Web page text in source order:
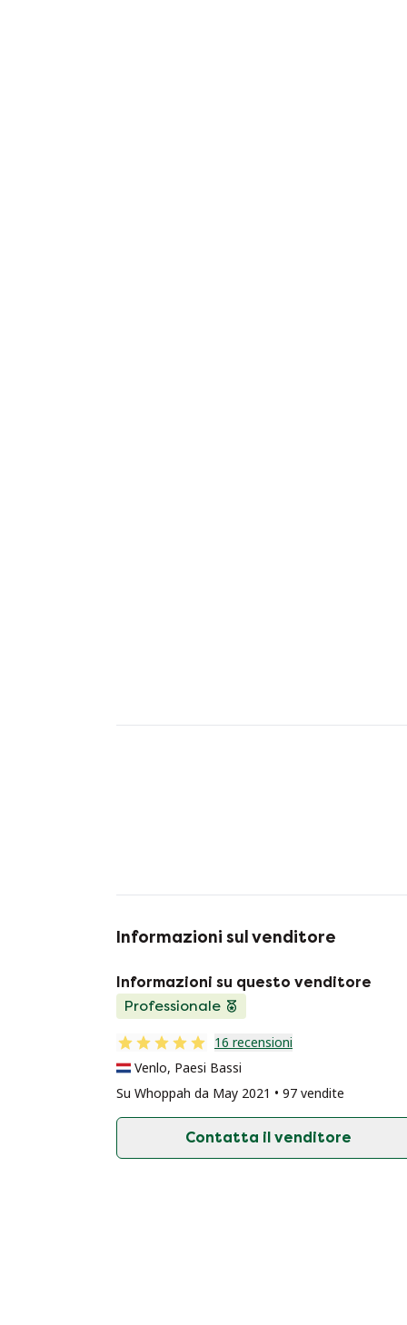
Informazioni sul venditore
Informazioni su questo venditore
Professionale
16 recensioni
Venlo, Paesi Bassi
Su Whoppah da May 2021 • 97 vendite
Contatta il venditore